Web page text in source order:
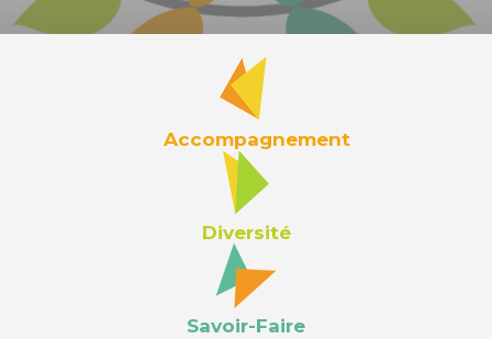
Accompagnement
Diversité
Savoir-Faire